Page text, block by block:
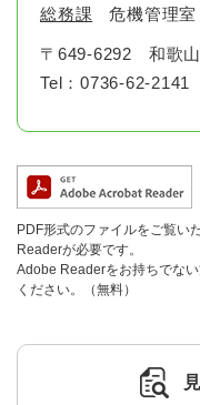
総務課 危機管理室
〒649-6292
和歌
Tel：0736-62-2141
PDF形式のファイルをご覧い
Readerが必要です。
Adobe Readerをお持ちでな
ください。（無料）